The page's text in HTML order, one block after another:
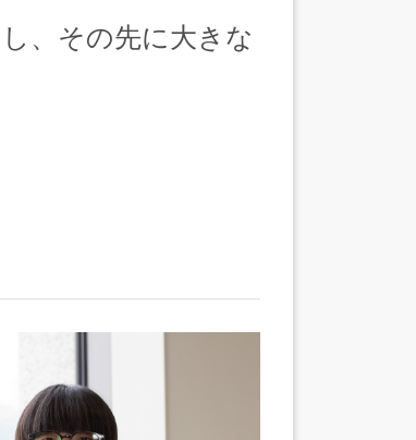
、その先に大きな